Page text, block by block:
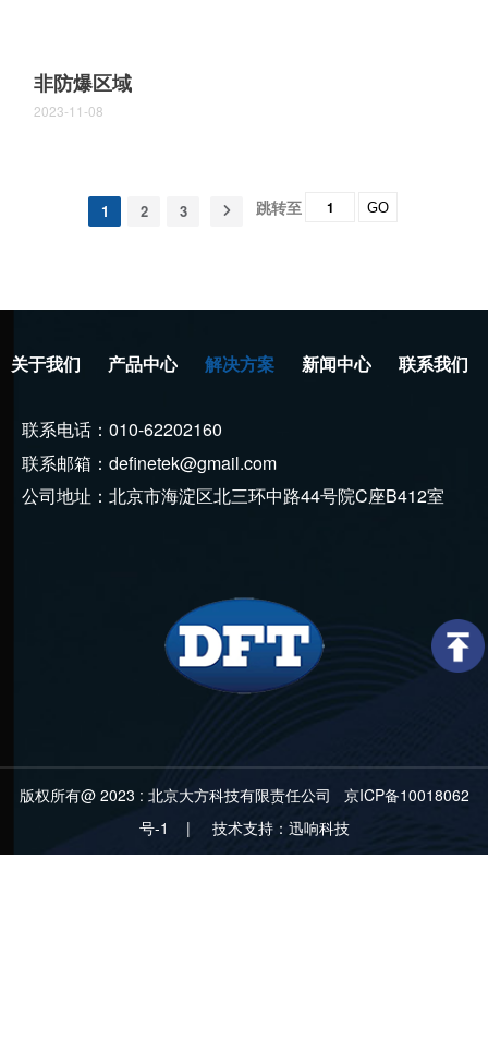
非防爆区域
2023-11-08
1 2 3 跳转至 GO
关于我们 产品中心 解决方案 新闻中心 联系我们
联系电话：010-62202160
联系邮箱：definetek@gmail.com
公司地址：北京市海淀区北三环中路44号院C座B412室
版权所有@ 2023 : 北京大方科技有限责任公司
京ICP备10018062
号-1
| 技术支持：迅响科技